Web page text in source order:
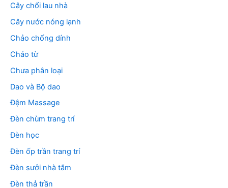
Cây chổi lau nhà
Cây nước nóng lạnh
Chảo chống dính
Chảo từ
Chưa phân loại
Dao và Bộ dao
Đệm Massage
Đèn chùm trang trí
Đèn học
Đèn ốp trần trang trí
Đèn sưởi nhà tắm
Đèn thả trần